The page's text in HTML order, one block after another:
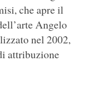
che apre il
Angelo
nel 2002,
attribuzione